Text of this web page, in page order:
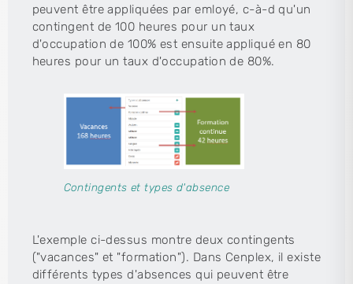
peuvent être appliquées par emloyé, c-à-d qu'un
contingent de 100 heures pour un taux
d'occupation de 100% est ensuite appliqué en 80
heures pour un taux d'occupation de 80%.
Contingents et types d'absence
L'exemple ci-dessus montre deux contingents
("vacances" et "formation"). Dans Cenplex, il existe
différents types d'absences qui peuvent être